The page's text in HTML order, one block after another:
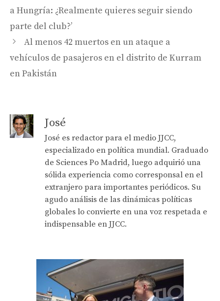
a Hungría: ¿Realmente quieres seguir siendo
parte del club?’
Al menos 42 muertos en un ataque a
vehículos de pasajeros en el distrito de Kurram
en Pakistán
José
José es redactor para el medio JJCC,
especializado en política mundial. Graduado
de Sciences Po Madrid, luego adquirió una
sólida experiencia como corresponsal en el
extranjero para importantes periódicos. Su
agudo análisis de las dinámicas políticas
globales lo convierte en una voz respetada e
indispensable en JJCC.